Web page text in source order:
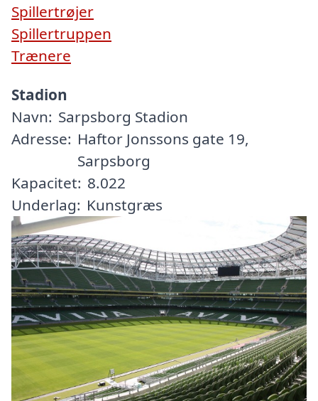
Spillertrøjer
Spillertruppen
Trænere
Stadion
Navn: Sarpsborg Stadion
Adresse: Haftor Jonssons gate 19,
Sarpsborg
Kapacitet: 8.022
Underlag: Kunstgræs